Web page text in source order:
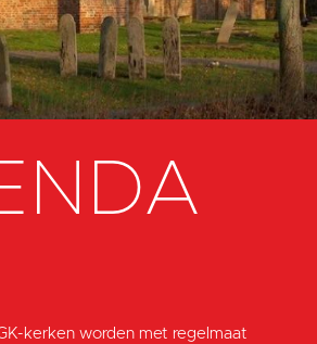
kerken worden met regelmaat